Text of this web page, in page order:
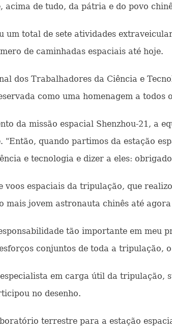
acima de tudo, da pátria e do povo
um total de sete atividades
de caminhadas espaciais até hoje.
dos Trabalhadores da Ciência e
como uma homenagem a
da missão espacial Shenzhou-21, a
"Então, quando partimos da estação
e tecnologia e dizer a eles:
voos espaciais da tripulação, que
mais jovem astronauta chinês até
tão importante em meu
conjuntos de toda a tripulação,
em carga útil da tripulação,
no desenho.
terrestre para a estação